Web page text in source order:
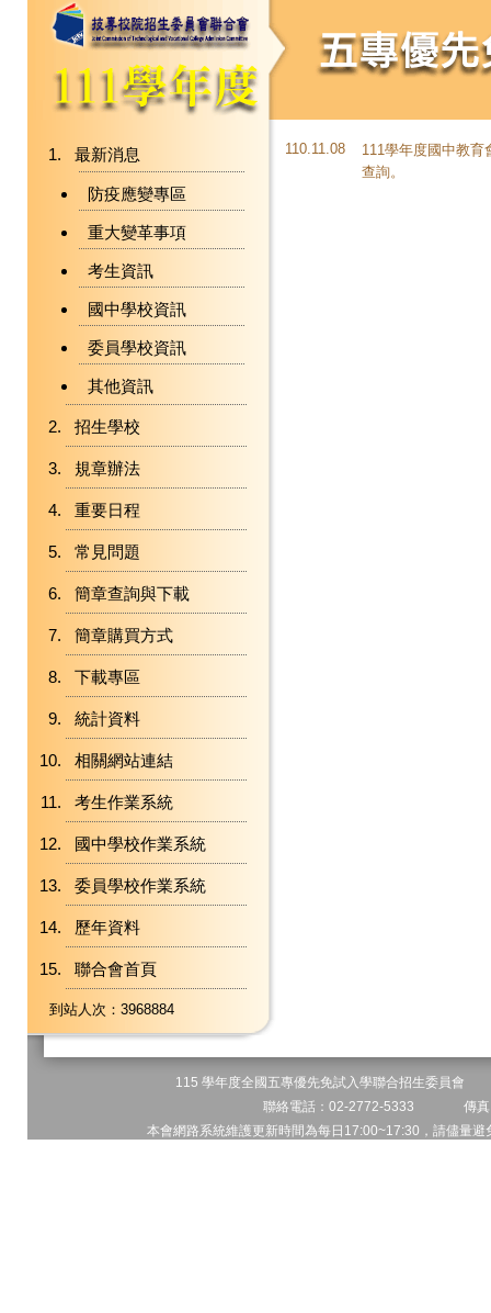
最新消息
防疫應變專區
重大變革事項
考生資訊
國中學校資訊
委員學校資訊
其他資訊
招生學校
規章辦法
重要日程
常見問題
簡章查詢與下載
簡章購買方式
下載專區
統計資料
相關網站連結
考生作業系統
國中學校作業系統
委員學校作業系統
歷年資料
聯合會首頁
到站人次：3968884
110.11.08
111學年度國中教
查詢。
115 學年度全國五專優先免試入學聯合招生委員會
聯絡電話：02-2772-5333 傳
本會網路系統維護更新時間為每日17:00~17:30，請儘量